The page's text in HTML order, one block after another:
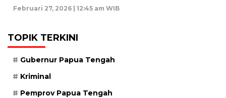
Februari 27, 2026 | 12:45 am WIB
TOPIK TERKINI
Gubernur Papua Tengah
Kriminal
Pemprov Papua Tengah